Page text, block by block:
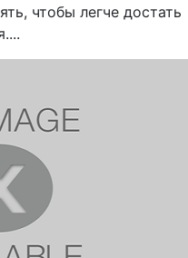
чтобы легче достать